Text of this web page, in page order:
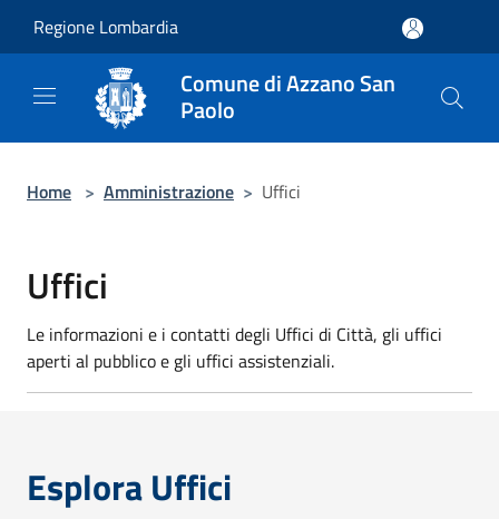
Regione Lombardia
Comune di Azzano San
Paolo
Home > Amministrazione > Uffici
Uffici
Le informazioni e i contatti degli Uffici di Città, gli uffici
aperti al pubblico e gli uffici assistenziali.
Esplora Uffici